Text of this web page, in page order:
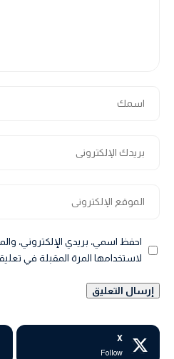
احفظ اسمي، بريدي الإلكتروني،
لاستخدامها المرة المقبلة في
X
Follow